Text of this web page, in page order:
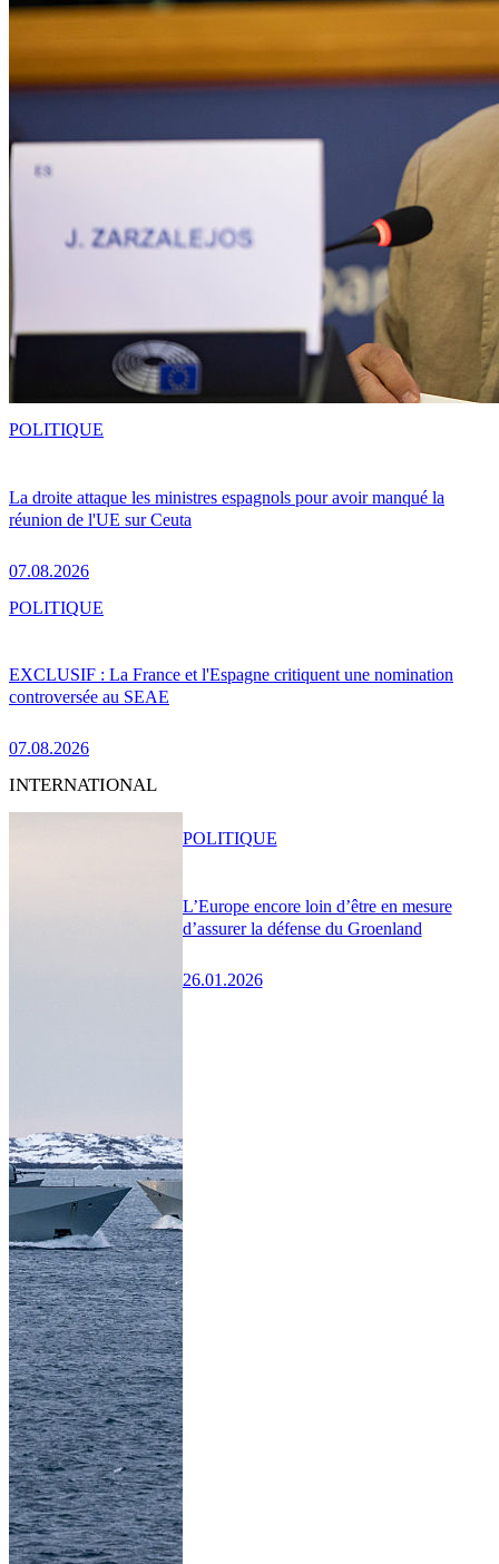
La droite attaque les ministres espagnols pour avoir manqué la
réunion de l'UE sur Ceuta
07.08.2026
POLITIQUE
EXCLUSIF : La France et l'Espagne critiquent une nomination
controversée au SEAE
07.08.2026
POLITIQUE
INTERNATIONAL
L’Europe encore loin d’être en mesure
d’assurer la défense du Groenland
26.01.2026
POLITIQUE